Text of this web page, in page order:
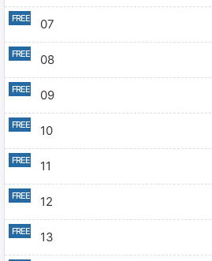
07
08
09
10
11
12
13